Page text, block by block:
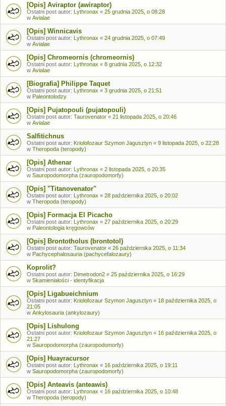
[Opis] Aviraptor (awiraptor)
Ostatni post autor: Lythronax « 25 grudnia 2025, o 08:28
w Avialae
[Opis] Winnicavis
Ostatni post autor: Lythronax « 24 grudnia 2025, o 07:49
w Avialae
[Opis] Chromeornis (chromeornis)
Ostatni post autor: Lythronax « 8 grudnia 2025, o 12:32
w Avialae
[Biografia] Philippe Taquet
Ostatni post autor: Lythronax « 3 grudnia 2025, o 21:51
w Paleontolodzy
[Opis] Pujatopouli (pujatopouli)
Ostatni post autor: Taurovenator « 21 listopada 2025, o 20:46
w Avialae
Salfitichnus
Ostatni post autor: Kriolofozaur Szymon Jagusztyn « 9 listopada 2025, o 22:28
w Theropoda (teropody)
[Opis] Athenar
Ostatni post autor: Lythronax « 2 listopada 2025, o 20:35
w Sauropodomorpha (zauropodomorfy)
[Opis] "Titanovenator"
Ostatni post autor: Lythronax « 28 października 2025, o 20:02
w Theropoda (teropody)
[Opis] Formacja El Picacho
Ostatni post autor: Lythronax « 27 października 2025, o 20:29
w Paleontologia kręgowców
[Opis] Brontotholus (brontotol)
Ostatni post autor: Taurovenator « 26 października 2025, o 11:34
w Pachycephalosauria (pachycefalozaury)
Koprolit?
Ostatni post autor: Dimetrodon2 « 25 października 2025, o 16:29
w Skamieniałości - identyfikacja
[Opis] Ligabueichnium
Ostatni post autor: Kriolofozaur Szymon Jagusztyn « 18 października 2025, o
21:05
w Ankylosauria (ankylozaury)
[Opis] Lishulong
Ostatni post autor: Kriolofozaur Szymon Jagusztyn « 16 października 2025, o
21:27
w Sauropodomorpha (zauropodomorfy)
[Opis] Huayracursor
Ostatni post autor: Lythronax « 16 października 2025, o 19:11
w Sauropodomorpha (zauropodomorfy)
[Opis] Anteavis (anteawis)
Ostatni post autor: Lythronax « 16 października 2025, o 10:48
w Theropoda (teropody)